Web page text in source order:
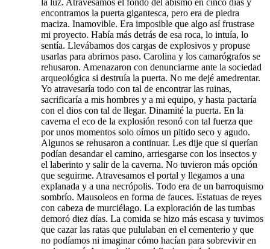
la luz. Atravesamos el fondo del abismo en cinco días y
encontramos la puerta gigantesca, pero era de piedra
maciza. Inamovible. Era imposible que algo así frustrase
mi proyecto. Había más detrás de esa roca, lo intuía, lo
sentía. Llevábamos dos cargas de explosivos y propuse
usarlas para abrirnos paso. Carolina y los camarógrafos se
rehusaron. Amenazaron con denunciarme ante la sociedad
arqueológica si destruía la puerta. No me dejé amedrentar.
Yo atravesaría todo con tal de encontrar las ruinas,
sacrificaría a mis hombres y a mi equipo, y hasta pactaría
con el dios con tal de llegar. Dinamité la puerta. En la
caverna el eco de la explosión resonó con tal fuerza que
por unos momentos solo oímos un pitido seco y agudo.
Algunos se rehusaron a continuar. Les dije que si querían
podían desandar el camino, arriesgarse con los insectos y
el laberinto y salir de la caverna. No tuvieron más opción
que seguirme. Atravesamos el portal y llegamos a una
explanada y a una necrópolis. Todo era de un barroquismo
sombrío. Mausoleos en forma de fauces. Estatuas de reyes
con cabeza de murciélago. La exploración de las tumbas
demoró diez días. La comida se hizo más escasa y tuvimos
que cazar las ratas que pululaban en el cementerio y que
no podíamos ni imaginar cómo hacían para sobrevivir en